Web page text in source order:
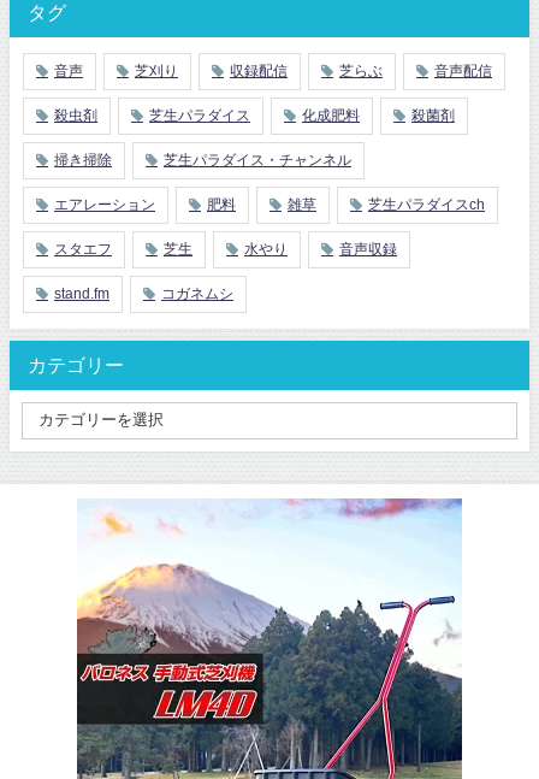
タグ
音声 芝刈り 収録配信 芝らぶ 音声配信
殺虫剤 芝生パラダイス 化成肥料 殺菌剤
掃き掃除 芝生パラダイス・チャンネル
エアレーション 肥料 雑草 芝生パラダイスch
スタエフ 芝生 水やり 音声収録
stand.fm コガネムシ
カテゴリー